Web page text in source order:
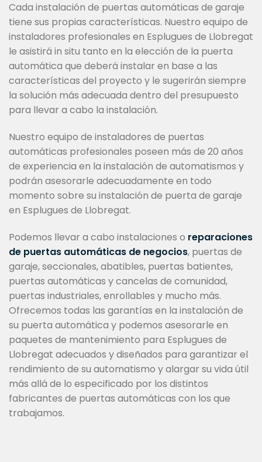
Cada instalación de puertas automáticas de garaje
tiene sus propias características. Nuestro equipo de
instaladores profesionales en Esplugues de Llobregat
le asistirá in situ tanto en la elección de la puerta
automática que deberá instalar en base a las
características del proyecto y le sugerirán siempre
la solución más adecuada dentro del presupuesto
para llevar a cabo la instalación.
Nuestro equipo de instaladores de puertas
automáticas profesionales poseen más de 20 años
de experiencia en la instalación de automatismos y
podrán asesorarle adecuadamente en todo
momento sobre su instalación de puerta de garaje
en Esplugues de Llobregat.
Podemos llevar a cabo instalaciones o reparaciones
de puertas automáticas de negocios, puertas de
garaje, seccionales, abatibles, puertas batientes,
puertas automáticas y cancelas de comunidad,
puertas industriales, enrollables y mucho más.
Ofrecemos todas las garantías en la instalación de
su puerta automática y podemos asesorarle en
paquetes de mantenimiento para Esplugues de
Llobregat adecuados y diseñados para garantizar el
rendimiento de su automatismo y alargar su vida útil
más allá de lo especificado por los distintos
fabricantes de puertas automáticas con los que
trabajamos.